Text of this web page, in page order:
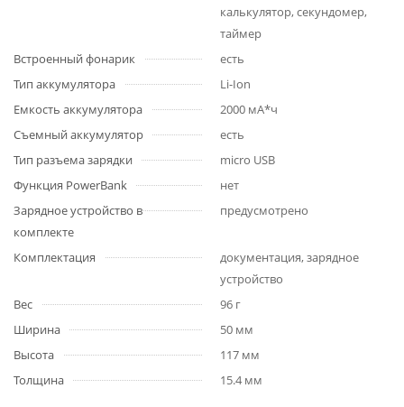
калькулятор, секундомер,
таймер
Встроенный фонарик
есть
Тип аккумулятора
Li-Ion
Емкость аккумулятора
2000 мА*ч
Съемный аккумулятор
есть
Тип разъема зарядки
micro USB
Функция PowerBank
нет
Зарядное устройство в
комплекте
предусмотрено
Комплектация
документация, зарядное
устройство
Вес
96 г
Ширина
50 мм
Высота
117 мм
Толщина
15.4 мм